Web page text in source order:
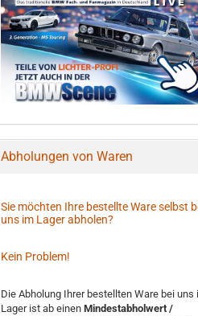
Abholungen von Waren
Sie möchten Ihre bestellte Ware selbst
uns im Lager abholen?
Kein Problem!
Die Abholung Ihrer bestellten Ware bei uns
Lager ist ab einen Mindestabholwert /